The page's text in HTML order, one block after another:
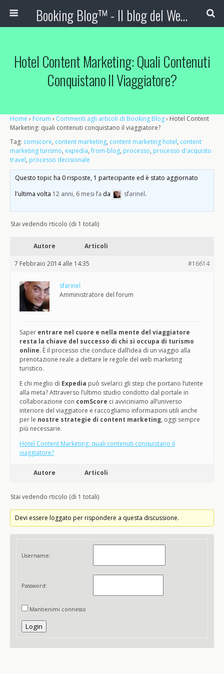
Booking Blog™ - Il blog del Web Marketing Turistico
Hotel Content Marketing: Quali Contenuti
Conquistano Il Viaggiatore?
Home › Forum › Commenti agli articoli di Booking Blog› Hotel Content
Marketing: quali contenuti conquistano il viaggiatore?
Tag: comscore, content marketing, content marketing hotel, content
marketing turismo, expedia,from-blog, processo, processo d'acquisto
travel, processo decisionale
Questo topic ha 0 risposte, 1 partecipante ed è stato aggiornato
l'ultima volta 12 anni, 6 mesi fa da sfarinel.
Stai vedendo rticolo (di 1 totali)
Autore Articoli
7 Febbraio 2014 alle 14:35 #16614
sfarinel
Amministratore del forum
Saper entrare nel cuore e nella mente del viaggiatore
resta la chiave del successo di chi si occupa di turismo
online. È il processo che conduce dall’idea di un viaggio alla
prenotazione reale a dettare le regole del web marketing
turistico.
E chi meglio di Expedia può svelarci gli step che portano l’utente
alla meta? Attraverso l’ultimo studio condotto dal portale in
collaborazione con comScore ci avviciniamo all’universo
interiore del viaggiatore e raccogliamo informazioni utili anche
per le nostre strategie di content marketing, oggi sempre
più necessarie.
Hotel Content Marketing: quali contenuti conquistano il
viaggiatore?
Autore Articoli
Stai vedendo rticolo (di 1 totali)
Devi essere loggato per rispondere a questa discussione.
Username:
Password:
Mantienimi connesso
Login